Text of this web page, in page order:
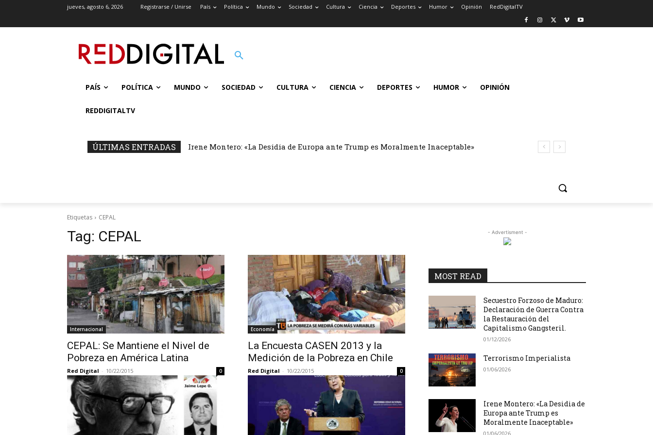
jueves, agosto 6, 2026 Registrarse / Unirse País Política Mundo Sociedad Cultura Ciencia Deportes Humor Opinión RedDigitalTV
PAÍS POLÍTICA MUNDO SOCIEDAD CULTURA CIENCIA DEPORTES HUMOR OPINIÓN
REDDIGITALTV
ÚLTIMAS ENTRADAS Irene Montero: «La Desidia de Europa ante Trump es Moralmente Inaceptable»
Etiquetas CEPAL
Tag: CEPAL
Internacional
CEPAL: Se Mantiene el Nivel de
Pobreza en América Latina
Red Digital - 10/22/2015 0
Economía
La Encuesta CASEN 2013 y la
Medición de la Pobreza en Chile
Red Digital - 10/22/2015 0
- Advertisment -
MOST READ
Secuestro Forzoso de Maduro:
Declaración de Guerra Contra
la Restauración del
Capitalismo Gangsteril.
01/12/2026
Terrorismo Imperialista
01/06/2026
Irene Montero: «La Desidia de
Europa ante Trump es
Moralmente Inaceptable»
01/06/2026